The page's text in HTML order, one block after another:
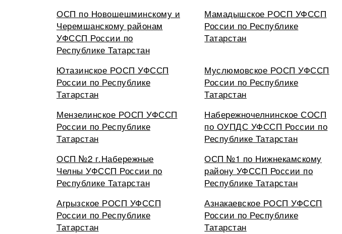
ОСП по Новошешминскому и
Черемшанскому районам
УФССП России по
Республике Татарстан
Мамадышское РОСП УФССП
России по Республике
Татарстан
Ютазинское РОСП УФССП
России по Республике
Татарстан
Муслюмовское РОСП УФССП
России по Республике
Татарстан
Мензелинское РОСП УФССП
России по Республике
Татарстан
Набережночелнинское СОСП
по ОУПДС УФССП России по
Республике Татарстан
ОСП №2 г.Набережные
Челны УФССП России по
Республике Татарстан
ОСП №1 по Нижнекамскому
району УФССП России по
Республике Татарстан
Агрызское РОСП УФССП
России по Республике
Татарстан
Азнакаевское РОСП УФССП
России по Республике
Татарстан